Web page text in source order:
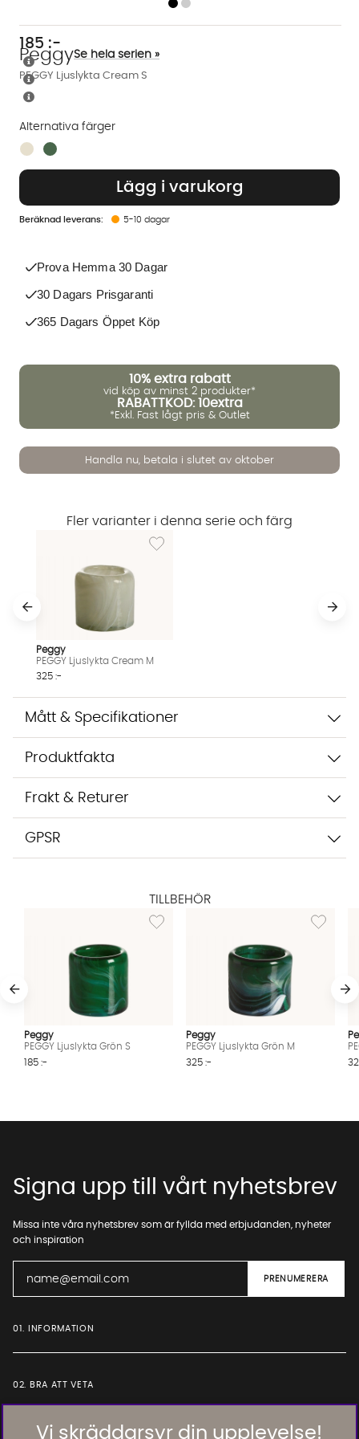
PEGGY Ljuslykta Cream S
PeggySe hela serien »
185 :-
Lägg i varukorg
5-10 dagar
Alternativa färger
Finns även i dessa färger:
Prova Hemma 30 Dagar
30 Dagars Prisgaranti
365 Dagars Öppet Köp
10% extra rabatt
vid köp av minst 2 produkter*
RABATTKOD: 10extra
*Exkl. Fast lågt pris & Outlet
Handla nu, betala i slutet av oktober
Fler varianter i denna serie och färg
Lägg till i önskelista: PEGGY Ljuslykta
Peggy
PEGGY Ljuslykta Cream M
325 :-
Mått & Specifikationer
Produktfakta
Frakt & Returer
GPSR
TILLBEHÖR
Lägg till i önskelista: PEGGY Ljuslykta Grön S
Peggy
PEGGY Ljuslykta Grön S
185 :-
Lägg till i
Peggy
PEGGY Ljuslykta Grön M
325 :-
Vi skräddarsyr din upplevelse!
Signa upp till vårt nyhetsbrev
Missa inte våra nyhetsbrev som är fyllda med erbjudanden, nyheter
och inspiration
01. INFORMATION
02. BRA ATT VETA
Vi använder AI för att svara på dina frågor. Konversationen
sparas i upp till 24 timmar för att kunna hjälpa dig. Vi delar
Starta chatten